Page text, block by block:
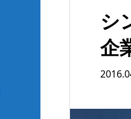
シ
企